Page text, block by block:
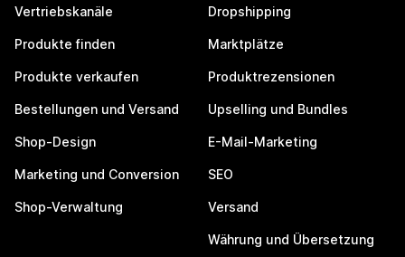
Vertriebskanäle
Produkte finden
Produkte verkaufen
Bestellungen und Versand
Shop-Design
Marketing und Conversion
Shop-Verwaltung
Dropshipping
Marktplätze
Produktrezensionen
Upselling und Bundles
E-Mail-Marketing
SEO
Versand
Währung und Übersetzung